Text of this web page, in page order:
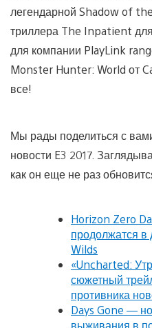
легендарной Shadow of
триллера The Inpatient
для компании PlayLink
Monster Hunter: World от
все!
Мы рады поделиться с
новости E3 2017.
как он еще не раз
Horizon Zero
продолжатся в
Wilds
«Uncharted:
сюжетный
противника
Days Gone —
выживания в